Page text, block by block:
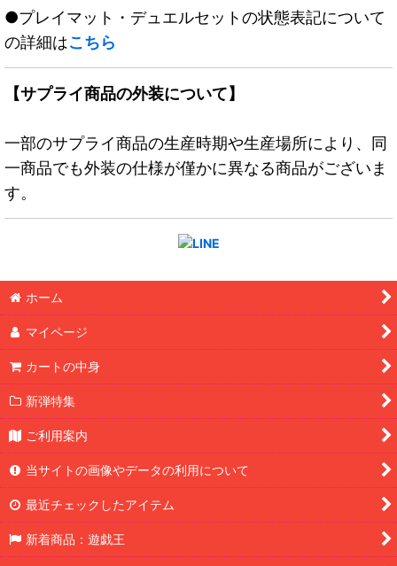
●プレイマット・デュエルセットの状態表記について
の詳細はこちら
【サプライ商品の外装について】
一部のサプライ商品の生産時期や生産場所により、同
一商品でも外装の仕様が僅かに異なる商品がございま
す。
ホーム
マイページ
カートの中身
新弾特集
ご利用案内
当サイトの画像やデータの利用について
最近チェックしたアイテム
新着商品：遊戯王